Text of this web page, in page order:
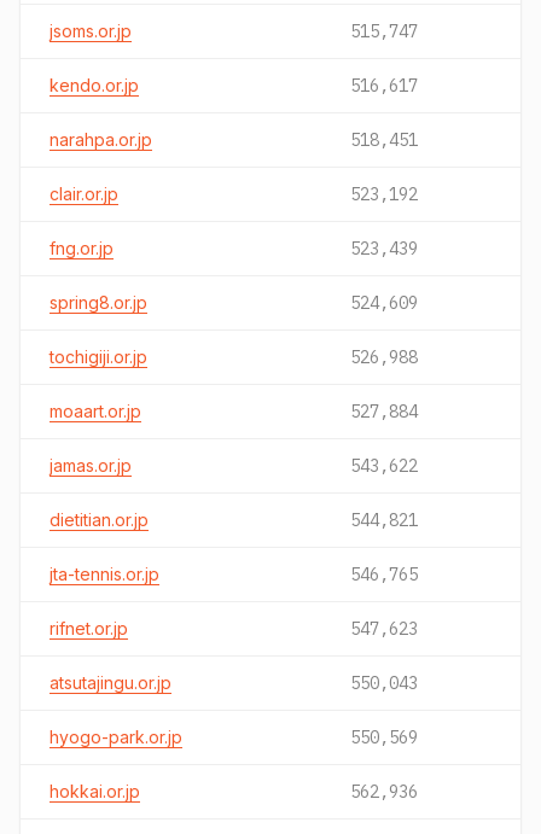
jsoms.or.jp 515,747
kendo.or.jp 516,617
narahpa.or.jp 518,451
clair.or.jp 523,192
fng.or.jp 523,439
spring8.or.jp 524,609
tochigiji.or.jp 526,988
moaart.or.jp 527,884
jamas.or.jp 543,622
dietitian.or.jp 544,821
jta-tennis.or.jp 546,765
rifnet.or.jp 547,623
atsutajingu.or.jp 550,043
hyogo-park.or.jp 550,569
hokkai.or.jp 562,936